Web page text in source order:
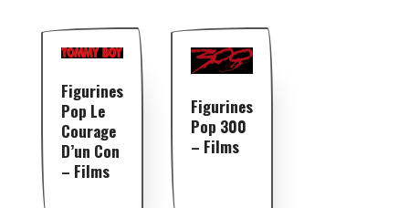
Figurines
Pop Le
Courage
D’un Con
– Films
Figurines
Pop 300
– Films